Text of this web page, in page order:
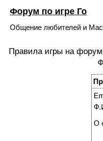
Форум по игре Го
Общение любителей и
Правила игры на
О